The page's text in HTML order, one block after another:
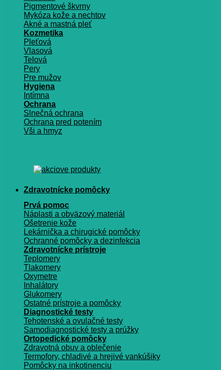
Pigmentové škvrny
Mykóza kože a nechtov
Akné a mastná pleť
Kozmetika
Pleťová
Vlasová
Telová
Pery
Pre mužov
Hygiena
Intímna
Ochrana
Slnečná ochrana
Ochrana pred potením
Vši a hmyz
Zdravotnícke pomôcky
Prvá pomoc
Náplasti a obväzový materiál
Ošetrenie kože
Lekárnička a chirugické pomôcky
Ochranné pomôcky a dezinfekcia
Zdravotnícke prístroje
Teplomery
Tlakomery
Oxymetre
Inhalátory
Glukomery
Ostatné prístroje a pomôcky
Diagnostické testy
Tehotenské a ovulačné testy
Samodiagnostické testy a prúžky
Ortopedické pomôcky
Zdravotná obuv a oblečenie
Termofory, chladivé a hrejivé vankúšiky
Pomôcky na inkotinenciu